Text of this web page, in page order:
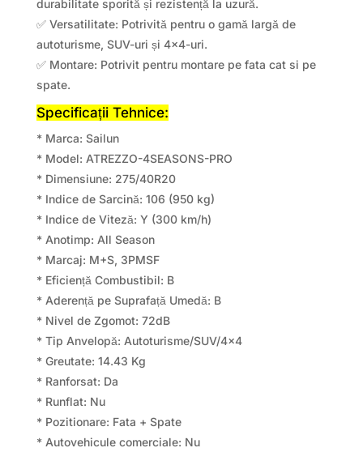
durabilitate sporită și rezistență la uzură.
✅ Versatilitate: Potrivită pentru o gamă largă de
autoturisme, SUV-uri și 4×4-uri.
✅ Montare: Potrivit pentru montare pe fata cat si pe
spate.
Specificații Tehnice:
* Marca: Sailun
* Model: ATREZZO-4SEASONS-PRO
* Dimensiune: 275/40R20
* Indice de Sarcină: 106 (950 kg)
* Indice de Viteză: Y (300 km/h)
* Anotimp: All Season
* Marcaj: M+S, 3PMSF
* Eficiență Combustibil: B
* Aderență pe Suprafață Umedă: B
* Nivel de Zgomot: 72dB
* Tip Anvelopă: Autoturisme/SUV/4×4
* Greutate: 14.43 Kg
* Ranforsat: Da
* Runflat: Nu
* Pozitionare: Fata + Spate
* Autovehicule comerciale: Nu